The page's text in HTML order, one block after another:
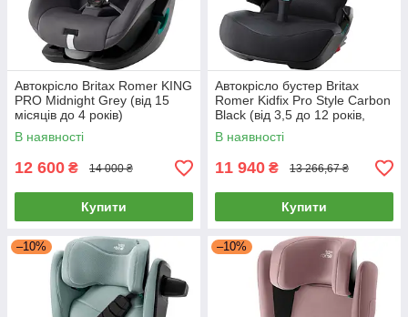
Автокрісло Britax Romer KING
PRO Midnight Grey (від 15
місяців до 4 років)
В наявності
12 600 ₴ 14 000 ₴
Купити
Автокрісло бустер Britax
Romer Kidfix Pro Style Carbon
Black (від 3,5 до 12 років,
накладка на ремінь)
В наявності
11 940 ₴ 13 266,67 ₴
Купити
–10% –10%